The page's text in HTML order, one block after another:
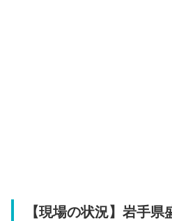
【現場の状況】岩手